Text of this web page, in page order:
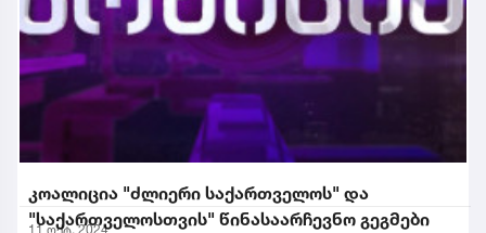
კოალიცია "ძლიერი საქართველოს" და
"საქართველოსთვის" წინასაარჩევნო გეგმები
11 ოქტ. 2024